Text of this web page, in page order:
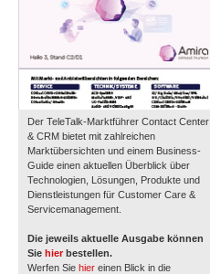
Der TeleTalk-Marktführer Contact Center
& CRM bietet mit zahlreichen
Marktübersichten und einem Business-
Guide einen aktuellen Überblick über
Technologien, Lösungen, Produkte und
Dienstleistungen für Customer Care &
Servicemanagement.
Die jeweils aktuelle Ausgabe können
Sie hier bestellen.
Werfen Sie hier einen Blick in die